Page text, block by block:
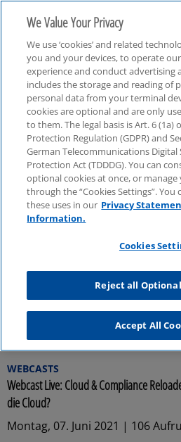
cloud
WEBCASTS
Webcast Live: Cloud & Compliance
die Cloud?
Montag, 07. Juni 2021 | 106
We Value Your Privacy
We use ‘cookies’ and related
you and your devices, to operate
experience and conduct advertising
includes the storage and reading of
personal data from your terminal
cookies are optional and are only
to them. The legal basis is Art. 6 (1a)
Protection Regulation (GDPR) and
German Telecommunications Digital
Protection Act (TDDDG). You can
optional cookies at once, or
through the “Cookies Settings”.
these uses in our Privacy
Information.
Cookies
Reject all
Accept All